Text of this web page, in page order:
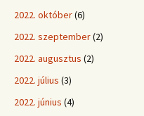
2022. október(6)
2022. szeptember(2)
2022. augusztus (2)
2022. július (3)
2022. június (4)